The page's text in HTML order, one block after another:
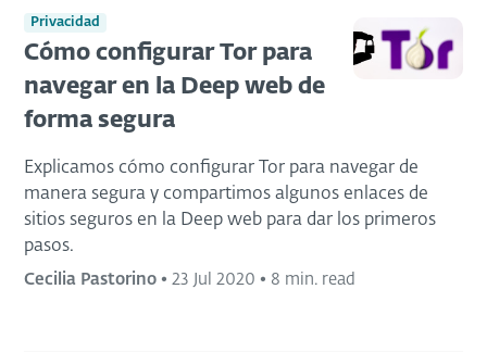
Privacidad
Cómo configurar Tor para
navegar en la Deep web de
forma segura
Explicamos cómo configurar Tor para navegar de
manera segura y compartimos algunos enlaces de
sitios seguros en la Deep web para dar los primeros
pasos.
Cecilia Pastorino • 23 Jul 2020 • 8 min. read